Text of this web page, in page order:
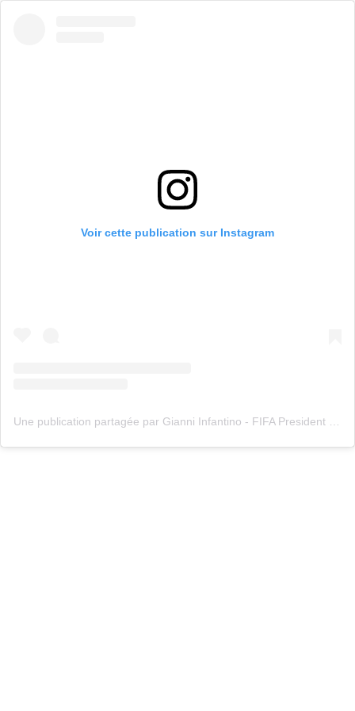
Voir cette publication sur Instagram
Une publication partagée par Gianni Infantino - FIFA President (@gianni_infantino)